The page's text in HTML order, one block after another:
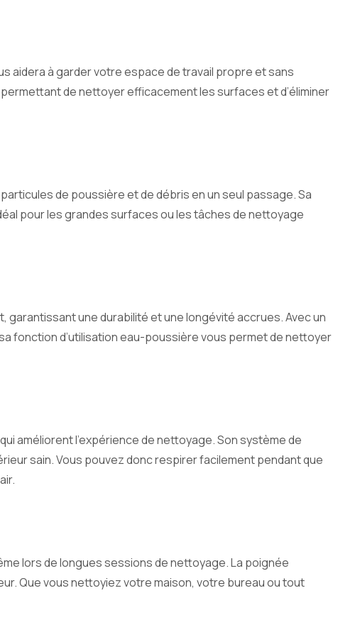
aidera à garder votre espace de travail propre et sans
de nettoyer efficacement les surfaces et d’éliminer
de poussière et de débris en un seul passage. Sa
pour les grandes surfaces ou les tâches de nettoyage
garantissant une durabilité et une longévité accrues. Avec un
fonction d’utilisation eau-poussière vous permet de nettoyer
améliorent l’expérience de nettoyage. Son système de
sain. Vous pouvez donc respirer facilement pendant que
lors de longues sessions de nettoyage. La poignée
Que vous nettoyiez votre maison, votre bureau ou tout